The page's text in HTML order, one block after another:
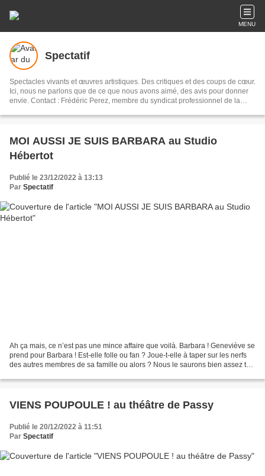
MENU
Spectatif
Spectacles vivants et œuvres artistiques. Des critiques et des coups de cœur.
Ici, nous ne parlons que de ce que nous avons aimé, des avis pour donner
envie. Contact : Frédéric Perez, membre du syndicat professionnel de la
MOI AUSSI JE SUIS BARBARA au Studio
Hébertot
Publié le 23/12/2022 à 13:13
Par Spectatif
Ah ça mais, ce n’est pas une mince affaire que voilà. Barbara ! Geneviève se
prend pour Barbara ! Est-elle folle ou fan ? Joue-t-elle à taper sur les nerfs
des autres membres de sa famille ou alors ? Nous le saurons bien assez tôt.
VIENS POUPOULE ! au théâtre de Passy
Publié le 20/12/2022 à 11:51
Par Spectatif